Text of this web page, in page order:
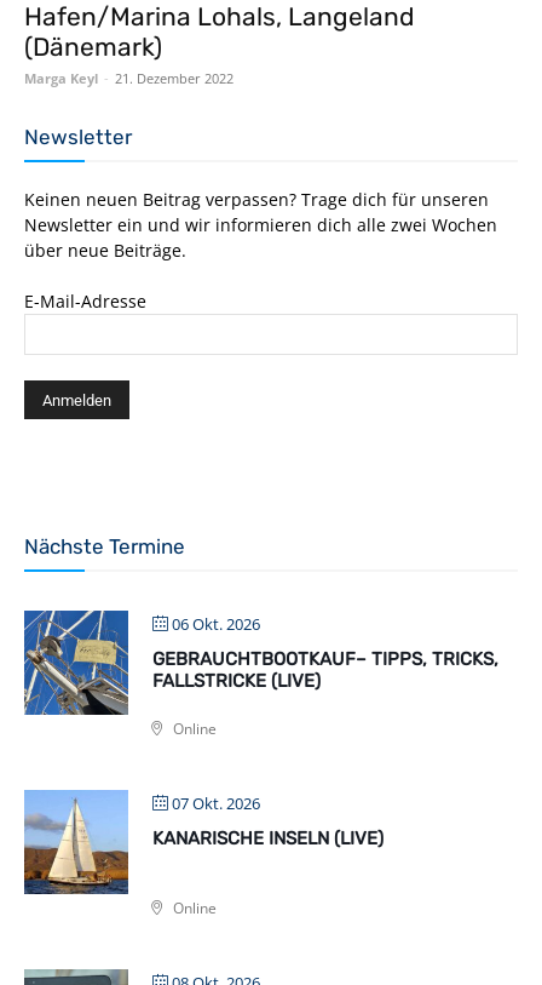
Hafen/Marina Lohals, Langeland
(Dänemark)
Marga Keyl - 21. Dezember 2022
Newsletter
Keinen neuen Beitrag verpassen? Trage dich für unseren
Newsletter ein und wir informieren dich alle zwei Wochen
über neue Beiträge.
E-Mail-Adresse
Nächste Termine
06 Okt. 2026
GEBRAUCHTBOOTKAUF– TIPPS, TRICKS,
FALLSTRICKE (LIVE)
Online
07 Okt. 2026
KANARISCHE INSELN (LIVE)
Online